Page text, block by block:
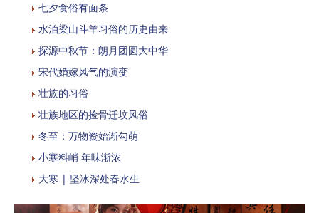
七夕食俗有面条
水泊梁山斗羊习俗的历史由来
探源中秋节：朗月团圆大中华
宋代婚嫁风气的演变
壮族的习俗
壮族地区的捡骨迁坟风俗
冬至：万物资始渐勾萌
小寒料峭 年味渐浓
大寒 | 坚冰深处春水生